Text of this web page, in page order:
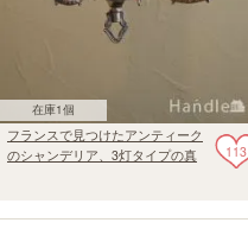
在庫1個
113
フランスで見つけたアンティーク
のシャンデリア、3灯タイプの真